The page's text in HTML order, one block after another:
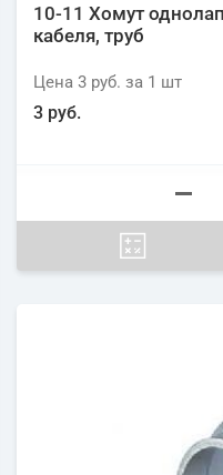
10-11 Хомут
кабеля, труб
Цена 3 руб. за 1 шт
3 руб.